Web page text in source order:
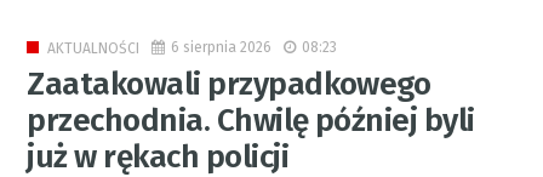
AKTUALNOŚCI 6 sierpnia 2026 08:23
Zaatakowali przypadkowego
przechodnia. Chwilę później byli
już w rękach policji